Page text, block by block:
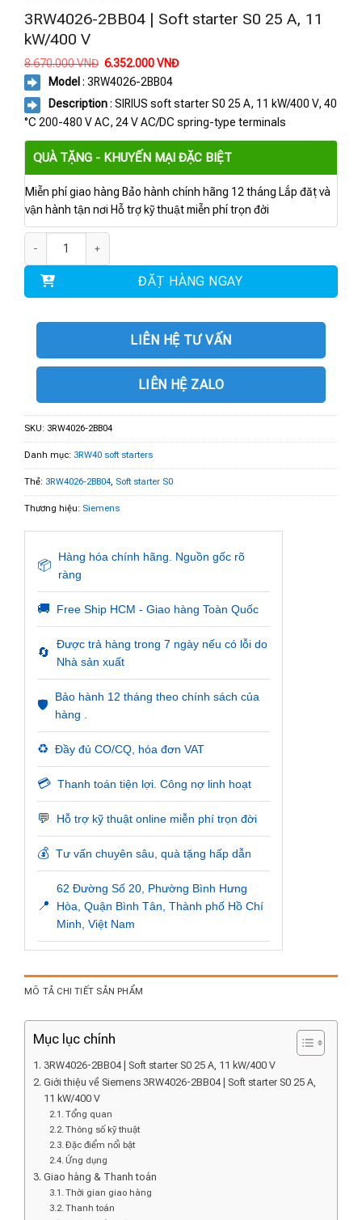
3RW4026-2BB04 | Soft starter S0 25 A, 11
kW/400 V
8.670.000VNĐ Giá
là:
8.670.000 VNĐ.
6.352.000VNĐGiá
6.352.000 VNĐ.
Model : 3RW4026-2BB04
Description: SIRIUS soft starter S0 25 A, 11 kW/400 V, 40
°C 200-480 V AC, 24 V AC/DC spring-type terminals
QUÀ TẶNG - KHUYẾN MẠI ĐẶC BIỆT
Miễn phí giao hàng Bảo hành chính hãng 12 tháng Lắp đặt và
vận hành tận nơi Hỗ trợ kỹ thuật miễn phí trọn đời
ĐẶT HÀNG NGAY
LIÊN HỆ TƯ VẤN
LIÊN HỆ ZALO
SKU: 3RW4026-2BB04
Danh mục: 3RW40 soft starters
Thẻ: 3RW4026-2BB04, Soft starter S0
Thương hiệu: Siemens
📦
Hàng hóa chính hãng. Nguồn gốc rõ
ràng
🚚 Free Ship HCM - Giao hàng Toàn Quốc
🔄
Được trả hàng trong 7 ngày nếu có lỗi do
Nhà sản xuất
🛡️
Bảo hành 12 tháng theo chính sách của
hàng .
♻️ Đầy đủ CO/CQ, hóa đơn VAT
💳 Thanh toán tiện lợi. Công nợ linh hoạt
💬 Hỗ trợ kỹ thuật online miễn phí trọn đời
💰 Tư vấn chuyên sâu, quà tặng hấp dẫn
📍
62 Đường Số 20, Phường Bình Hưng
Hòa, Quận Bình Tân, Thành phố Hồ Chí
Minh, Việt Nam
MÔ TẢ CHI TIẾT SẢN PHẨM
Mục lục chính
3RW4026-2BB04 | Soft starter S0 25 A, 11 kW/400 V
Giới thiệu về Siemens 3RW4026-2BB04 | Soft starter S0 25 A,
11 kW/400 V
Tổng quan
Thông số kỹ thuật
Đặc điểm nổi bật
Ứng dụng
Giao hàng & Thanh toán
Thời gian giao hàng
Thanh toán